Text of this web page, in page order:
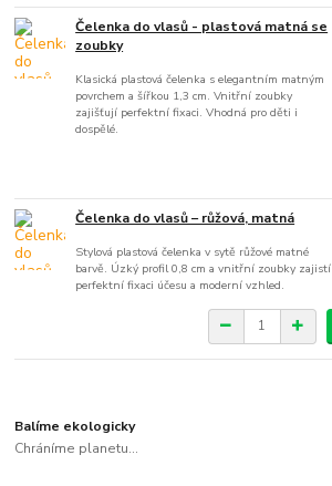
Čelenka do vlasů - plastová matná se
zoubky
Klasická plastová čelenka s elegantním matným
povrchem a šířkou 1,3 cm. Vnitřní zoubky
zajišťují perfektní fixaci. Vhodná pro děti i
dospělé.
Čelenka do vlasů – růžová, matná
Stylová plastová čelenka v sytě růžové matné
barvě. Úzký profil 0,8 cm a vnitřní zoubky zajistí
perfektní fixaci účesu a moderní vzhled.
Balíme ekologicky
Chráníme planetu...